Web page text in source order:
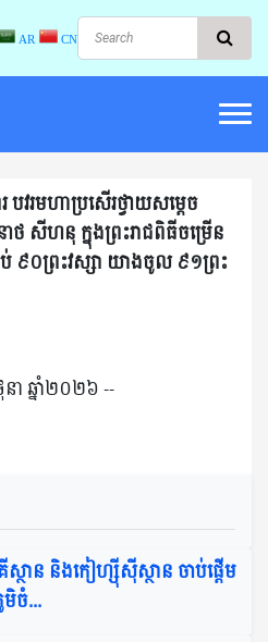
AR CN
វរមហាប្រសើរថ្វាយសម្តេច
ថ​ សីហនុ ក្នុងព្រះរាជពិធីចម្រើន
ប់ ៩០ព្រះវស្សា យាងចូល ៩១ព្រះ
ា ឆ្នាំ២០២៦ --
ថាន និង​កៀហ្ស៊ីស៊ីស្ថាន ចាប់ផ្តើម​
ចំ...